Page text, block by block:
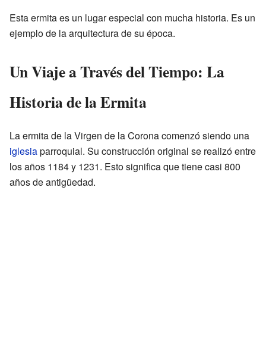
Esta ermita es un lugar especial con mucha historia. Es un
ejemplo de la arquitectura de su época.
Un Viaje a Través del Tiempo: La
Historia de la Ermita
La ermita de la Virgen de la Corona comenzó siendo una
iglesiaparroquial. Su construcción original se realizó entre
los años 1184 y 1231. Esto significa que tiene casi 800
años de antigüedad.